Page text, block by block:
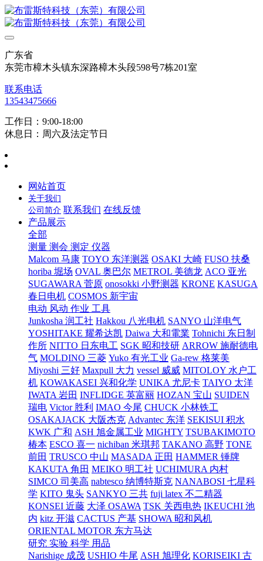
广东省
东莞市樟木头镇东深路樟木头段598号7栋201室
联系电话
13543475666
工作日：9:00-18:00
休息日：周六及法定节日
网站首页
关于我们
公司简介 联系我们 在线反馈
产品展示
全部
测量 测会 测定 仪器
Malcom 马康 TOYO 东洋测器 OSAKI 大崎 FUSO 扶桑
horiba 堀场 OVAL 奥巴尔 METROL 美德龙 ACO 亚光
SUGAWARA 菅原 onosokki 小野测器 KRONE KASUGA
春日电机 COSMOS 新宇宙
电动 风动 作业 工具
Junkosha 润工社 Hakkou 八光电机 SANYO 山洋电气
YOSHITAKE 耀希达凯 Daiwa 大和電業 Tohnichi 东日制
作所 NITTO 日东电工 SGK 昭和技研 ARROW 施耐德电
气 MOLDINO 三菱 Yuko 有光工业 Ga-rew 格莱美
Miyoshi 三好 Maxpull 大力 vessel 威威 MITOLOY 水户工
机 KOWAKASEI 兴和化学 UNIKA 尤尼卡 TAIYO 太洋
IWATA 岩田 INFLIDGE 英富丽 HOZAN 宝山 SUIDEN
瑞电 Victor 胜利 IMAO 今尾 CHUCK 小林铁工
OSAKAJACK 大阪杰克 Advantec 东洋 SEKISUI 积水
KWK 广和 ASH 旭金属工业 MIGHTY TSUBAKIMOTO
椿本 ESCO 喜一 nichiban 米琪邦 TAKANO 高野 TONE
前田 TRUSCO 中山 MASADA 正田 HAMMER 锤牌
KAKUTA 角田 MEIKO 明工社 UCHIMURA 内村
SIMCO 司美高 nabtesco 纳博特斯克 NANABOSI 七星科
学 KITO 鬼头 SANKYO 三共 fuji latex 不二精器
KONSEI 近藤 大泽 OSAWA TSK 关西电热 IKEUCHI 池
内 kitz 开滋 CACTUS 产基 SHOWA 昭和风机
ORIENTAL MOTOR 东方马达
研究 实验 科学 用品
Narishige 成茂 USHIO 牛尾 ASH 旭理化 KORISEIKI 古